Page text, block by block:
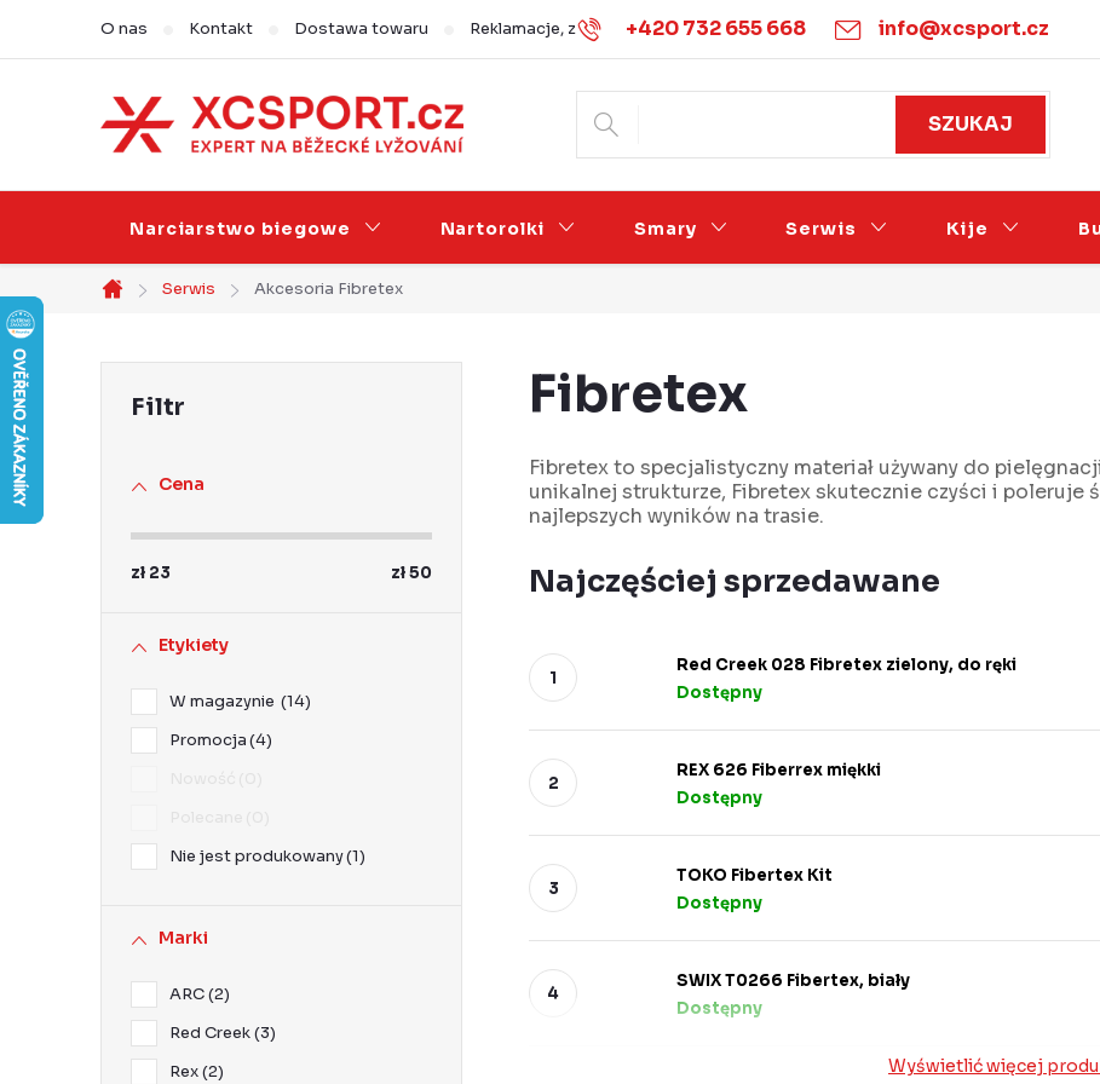
treści
+420 732 655 668 info@xcsport.cz
O nas Kontakt Dostawa towaru Reklamacje, zwroty i wymiany Warunki handlowe Podmínky ochrany
SZUKAJ
Narciarstwo biegowe Nartorolki Smary Serwis Kije
Home
Serwis Akcesoria Fibretex
Cena
zł 23 zł50
Etykiety
W magazynie
14
Promocja 4
Nie jest produkowany 1
Marki
ARC 2
Red Creek 3
Rex 2
Fibretex
Fibretex to specjalistyczny materiał używany do
unikalnej strukturze, Fibretex skutecznie czyści i poleruje
najlepszych wyników na trasie.
Najczęściej sprzedawane
Red Creek 028 Fibretex zielony, do ręki
Dostępny
REX 626 Fiberrex miękki
Dostępny
TOKO Fibertex Kit
Dostępny
SWIX T0266 Fibertex, biały
Dostępny
Wyświetlić więcej